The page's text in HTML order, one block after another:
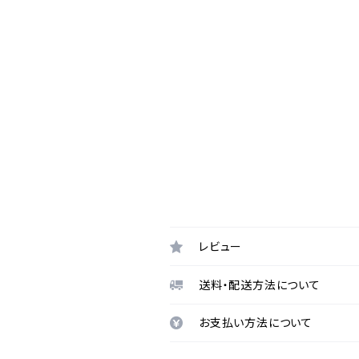
レビュー
送料・配送方法について
お支払い方法について